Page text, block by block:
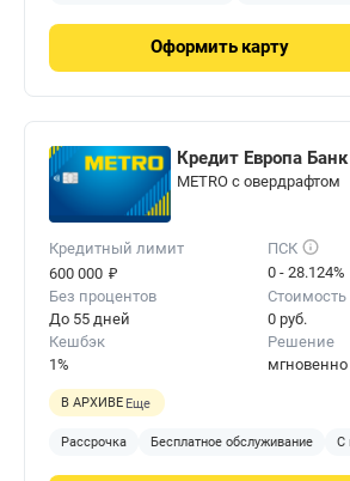
Оформить карту
Кредит Европа Банк
METRO с овердрафтом
Кредитный лимит
600 000 ₽
ПСК
0 - 28.124%
Без процентов
До 55 дней
Стоимость
0 руб.
Кешбэк
1%
Решение
мгновенно
В АРХИВЕ Еще
Рассрочка Бесплатное обслуживание С